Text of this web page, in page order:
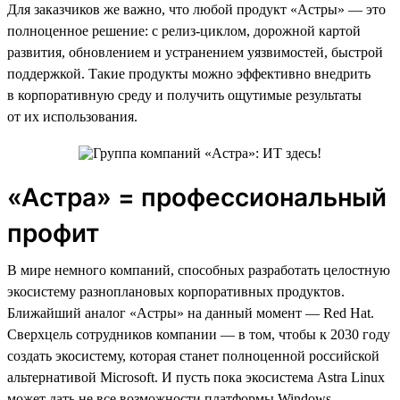
Для заказчиков же важно, что любой продукт «Астры» — это
полноценное решение: с релиз-циклом, дорожной картой
развития, обновлением и устранением уязвимостей, быстрой
поддержкой. Такие продукты можно эффективно внедрить
в корпоративную среду и получить ощутимые результаты
от их использования.
«Астра» = профессиональный
профит
В мире немного компаний, способных разработать целостную
экосистему разноплановых корпоративных продуктов.
Ближайший аналог «Астры» на данный момент — Red Hat.
Сверхцель сотрудников компании — в том, чтобы к 2030 году
создать экосистему, которая станет полноценной российской
альтернативой Microsoft. И пусть пока экосистема Astra Linux